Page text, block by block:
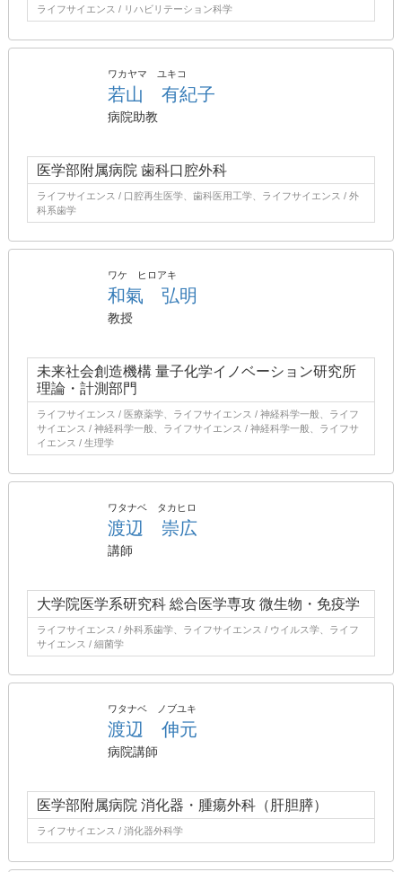
ライフサイエンス / リハビリテーション科学
ワカヤマ ユキコ
若山 有紀子
病院助教
医学部附属病院 歯科口腔外科
ライフサイエンス / 口腔再生医学、歯科医用工学、ライフサイエンス / 外
科系歯学
ワケ ヒロアキ
和氣 弘明
教授
未来社会創造機構 量子化学イノベーション研究所
理論・計測部門
ライフサイエンス / 医療薬学、ライフサイエンス / 神経科学一般、ライフ
サイエンス / 神経科学一般、ライフサイエンス / 神経科学一般、ライフサ
イエンス / 生理学
ワタナベ タカヒロ
渡辺 崇広
講師
大学院医学系研究科 総合医学専攻 微生物・免疫学
ライフサイエンス / 外科系歯学、ライフサイエンス / ウイルス学、ライフ
サイエンス / 細菌学
ワタナベ ノブユキ
渡辺 伸元
病院講師
医学部附属病院 消化器・腫瘍外科（肝胆膵）
ライフサイエンス / 消化器外科学